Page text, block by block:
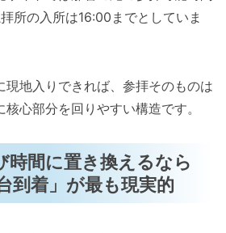
所の入所は16:00までとしていま
現地入りできれば、参拝そのものは
心部分を回りやすい構造です。
時間に置き換えるなら
到着」が最も現実的